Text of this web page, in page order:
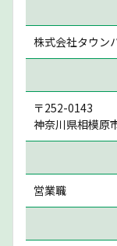
株式会社タウン
〒252-0143
神奈川県相模原
営業職